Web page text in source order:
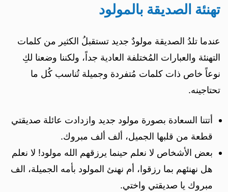
تهنئة الصديقة بالمولود
عندما تلدُ الصديقة مولودٌ جديد تستقبلُ الكثير من كلمات
التهنئة والعبارات المُختلفة العادية جداً، ولكننا وضعنا لكِ
نوعاً خاص ذات كلمات مُتفردة وجميلة تُناسب كُل ما
تحتاجينه.
أتتنا السعادة بصورة مولود جديد وازدادت عائلة صديقتي
قطعة من قلبها الجميل، ألف ألف مبروك.
بعض الأشخاص لا نعلم حينما يرزقهم الله مولود! لا نعلم
هل نهنئهم بما رزقوا، أم نهنئ المولود بأمه الجميلة، الف
مبروك يا صديقتي واختي.